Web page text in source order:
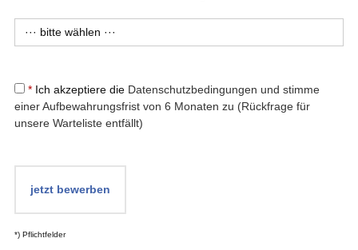
* Ich akzeptiere die Datenschutzbedingungen und stimme
einer Aufbewahrungsfrist von 6 Monaten zu (Rückfrage für
unsere Warteliste entfällt)
*) Pflichtfelder